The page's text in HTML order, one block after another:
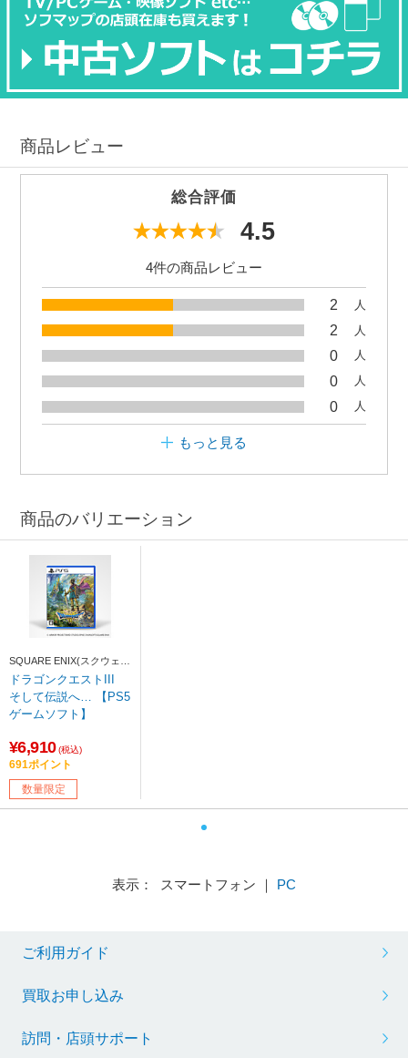
商品レビュー
総合評価
4.5
4件の商品レビュー
2 人
2 人
0 人
0 人
0 人
もっと見る
商品のバリエーション
SQUARE ENIX(スクウェ
ア・エニックス)
ドラゴンクエストIII
そして伝説へ… 【PS5
ゲームソフト】
¥6,910 (税込)
691ポイント
数量限定
表示： スマートフォン ｜ PC
ご利用ガイド
買取お申し込み
訪問・店頭サポート